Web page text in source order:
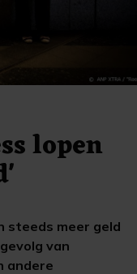
lopen
steeds meer geld
van
andere